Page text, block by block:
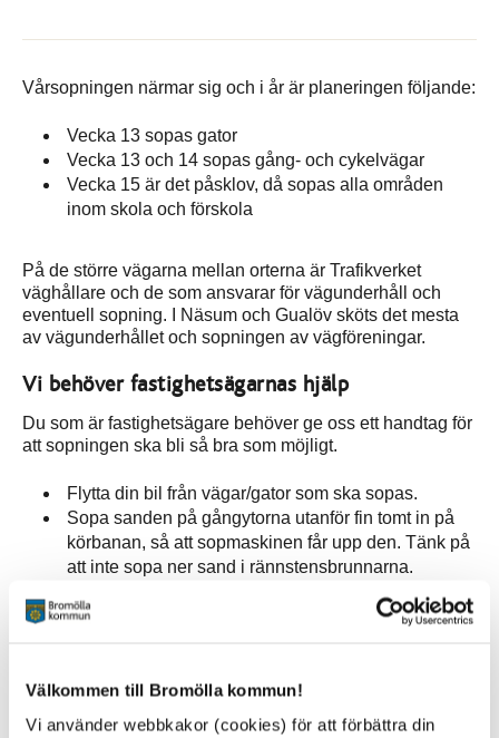
Välkommen till Bromölla kommun!
Vi använder webbkakor (cookies) för att förbättra din
Vårsopningen närmar sig och i år är planeringen följande:
Vecka 13 sopas gator
Vecka 13 och 14 sopas gång- och cykelvägar
Vecka 15 är det påsklov, då sopas alla områden
inom skola och förskola
På de större vägarna mellan orterna är Trafikverket
väghållare och de som ansvarar för vägunderhåll och
eventuell sopning. I Näsum och Gualöv sköts det mesta
av vägunderhållet och sopningen av vägföreningar.
Vi behöver fastighetsägarnas hjälp
Du som är fastighetsägare behöver ge oss ett handtag för
att sopningen ska bli så bra som möjligt.
Flytta din bil från vägar/gator som ska sopas.
Sopa sanden på gångytorna utanför fin tomt in på
körbanan, så att sopmaskinen får upp den. Tänk på
att inte sopa ner sand i rännstensbrunnarna.
gångbanor så att sopmaskinen kan komma fram
vägkanter.